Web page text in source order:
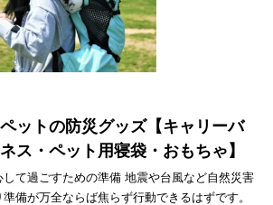
ど普通に歩いていたので、足の痛みへの心配は
もう一匹のSTARRYのモデル犬のステラも同行
の不調もなく受診の予定はなかったのですが、
結果として
要はないとのこと。注射での組織採取による細
の大きさでもないので、先ずは様子見となりま
見となりました。アスターは加齢が原因での痛
いないとのことでしたが、右前足と比較する
で力が入っていないようでした。 イボにつ
ットの防災グッズ【キャリーバ
ス・ペット用寝袋・おもちゃ】
めの準備 地震や台風など自然災害
備が万全ならば焦らず行動できるはずです。